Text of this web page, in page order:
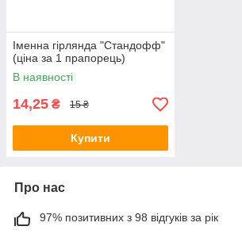
Іменна гірлянда "Стандофф"
(ціна за 1 прапорець)
В наявності
14,25 ₴ 15 ₴
Купити
Про нас
97% позитивних з 98 відгуків за рік